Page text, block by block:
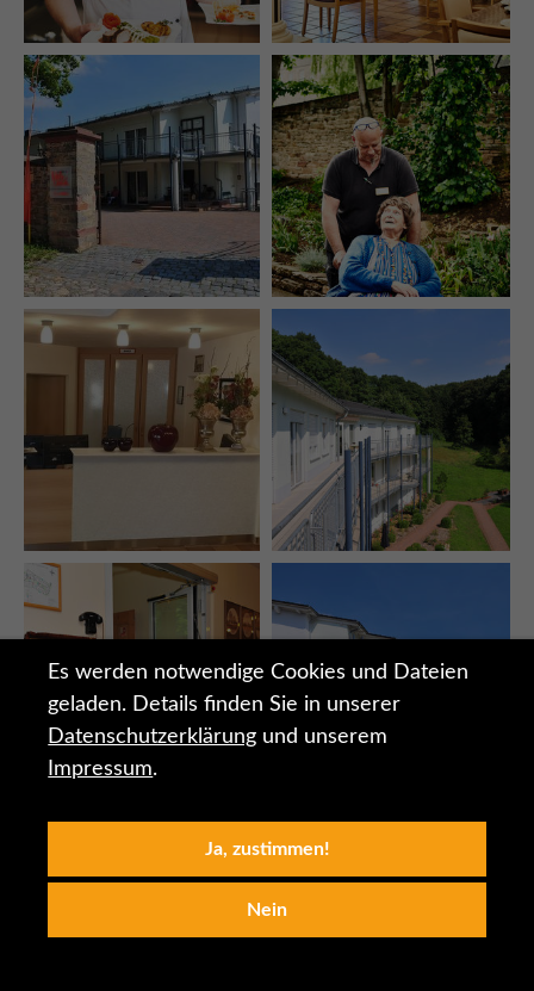
Es werden notwendige Cookies und Dateien
geladen. Details finden Sie in unserer
Datenschutzerklärung und unserem
Impressum.
Ja, zustimmen!
Nein